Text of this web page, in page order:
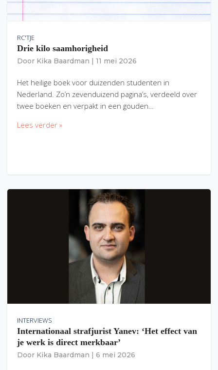
RC'TJE
Drie kilo saamhorigheid
Door Kika Baardman 11 mei 2026
Het heilige boek voor duizenden studenten in
Nederland. Zo’n zevenduizend pagina’s, verdeeld over
twee boeken en verpakt in een gouden…
Lees verder »
INTERVIEWS
Internationaal strafjurist Yanev: ‘Het effect van
je werk is direct merkbaar’
Door Kika Baardman 6 mei 2026